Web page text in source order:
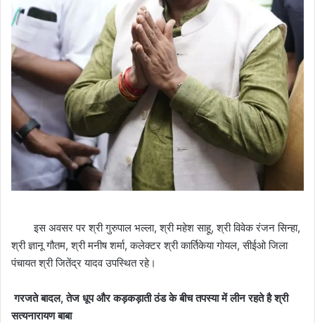
इस अवसर पर श्री गुरुपाल भल्ला, श्री महेश साहू, श्री विवेक रंजन सिन्हा,
श्री ज्ञानू गौतम, श्री मनीष शर्मा, कलेक्टर श्री कार्तिकेया गोयल, सीईओ जिला
पंचायत श्री जितेंद्र यादव उपस्थित रहे।
गरजते बादल, तेज धूप और कड़कड़ाती ठंड के बीच तपस्या में लीन रहते है श्री
सत्यनारायण बाबा